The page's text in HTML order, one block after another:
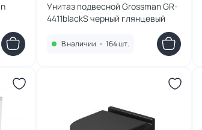
Унитаз подвесной Grossman GR-
4411blackS черный глянцевый
В наличии • 164 шт.